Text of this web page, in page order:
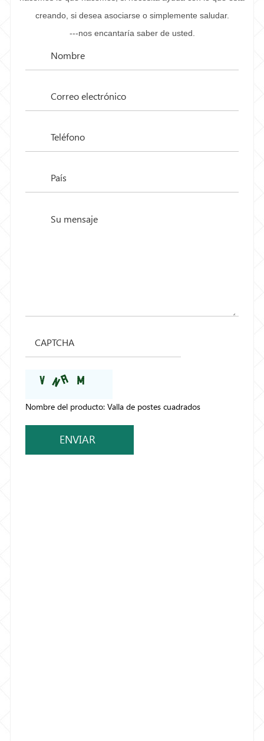
creando, si desea asociarse o simplemente saludar.
---nos encantaría saber de usted.
Nombre del producto: Valla de postes cuadrados